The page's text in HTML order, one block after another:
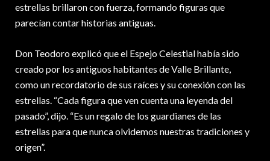
estrellas brillaron con fuerza, formando figuras que
parecían contar historias antiguas.
Don Teodoro explicó que el Espejo Celestial había sido
creado por los antiguos habitantes de Valle Brillante,
como un recordatorio de sus raíces y su conexión con las
estrellas. “Cada figura que ven cuenta una leyenda del
pasado”, dijo. “Es un regalo de los guardianes de las
estrellas para que nunca olvidemos nuestras tradiciones y
origen”.